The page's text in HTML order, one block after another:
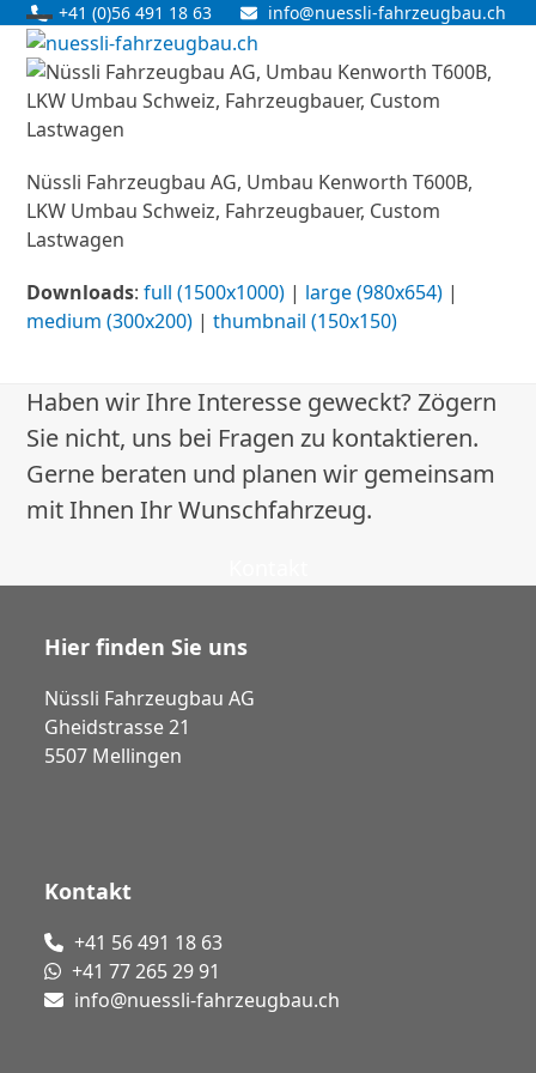
Skip
content
+41 (0)56 491 18 63 info@nuessli-fahrzeugbau.ch
Open
mobile
menu
Close
mobile
menu
Nüssli Fahrzeugbau AG, Umbau Kenworth T600B,
LKW Umbau Schweiz, Fahrzeugbauer, Custom
Lastwagen
Downloads:full (1500x1000) | large (980x654) |
medium (300x200) |thumbnail (150x150)
Haben wir Ihre Interesse geweckt? Zögern
Sie nicht, uns bei Fragen zu kontaktieren.
Gerne beraten und planen wir gemeinsam
mit Ihnen Ihr Wunschfahrzeug.
Hier finden Sie uns
Nüssli Fahrzeugbau AG
Gheidstrasse 21
5507 Mellingen
Kontakt
+41 56 491 18 63
+41 77 265 29 91
info@nuessli-fahrzeugbau.ch